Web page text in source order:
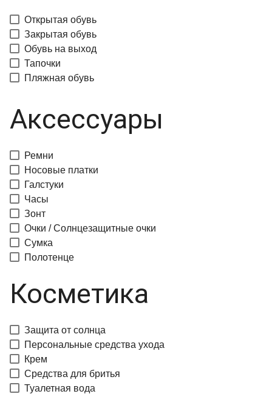
Открытая обувь
Закрытая обувь
Обувь на выход
Тапочки
Пляжная обувь
Аксессуары
Ремни
Носовые платки
Галстуки
Часы
Зонт
Очки / Солнцезащитные очки
Сумка
Полотенце
Косметика
Защита от солнца
Персональные средства ухода
Крем
Средства для бритья
Туалетная вода